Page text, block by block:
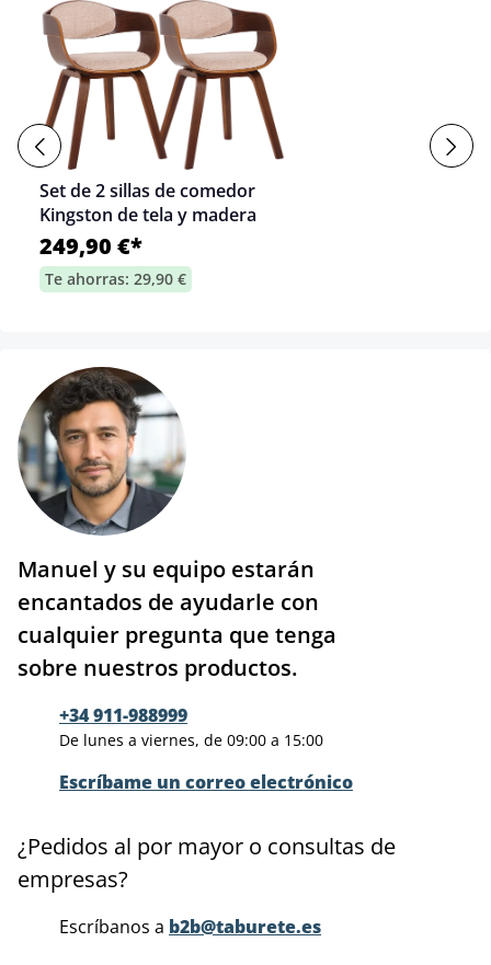
Set de 2 sillas de comedor
Kingston de tela y madera
249,90 €*
Te ahorras: 29,90 €
Manuel y su equipo estarán
encantados de ayudarle con
cualquier pregunta que tenga
sobre nuestros productos.
+34 911-988999
De lunes a viernes, de 09:00 a 15:00
Escríbame un correo electrónico
¿Pedidos al por mayor o consultas de
empresas?
Escríbanos a b2b@taburete.es